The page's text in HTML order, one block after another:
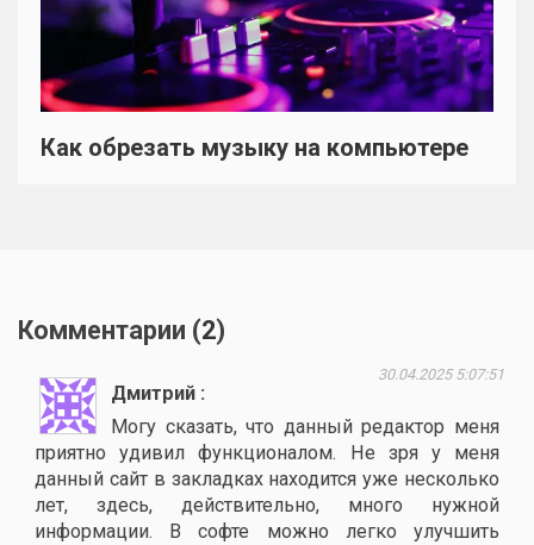
Как обрезать музыку на компьютере
Комментарии (2)
Дмитрий
30.04.2025 5:07:51
Могу сказать, что данный редактор меня
приятно удивил функционалом. Не зря у меня
данный сайт в закладках находится уже несколько
лет, здесь, действительно, много нужной
информации. В софте можно легко улучшить